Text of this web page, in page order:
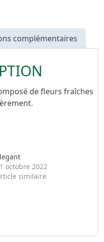
complémentaires
de fleurs fraîches
octobre 2022
similaire